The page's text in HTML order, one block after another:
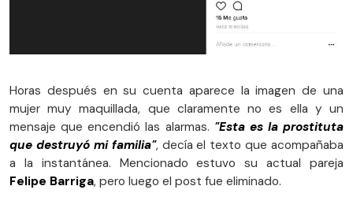
Horas después en su cuenta aparece la imagen de una
mujer muy maquillada, que claramente no es ella y un
mensaje que encendió las alarmas. "Esta es la prostituta
que destruyó mi familia", decía el texto que acompañaba
a la instantánea. Mencionado estuvo su actual pareja
Felipe Barriga, pero luego el post fue eliminado.